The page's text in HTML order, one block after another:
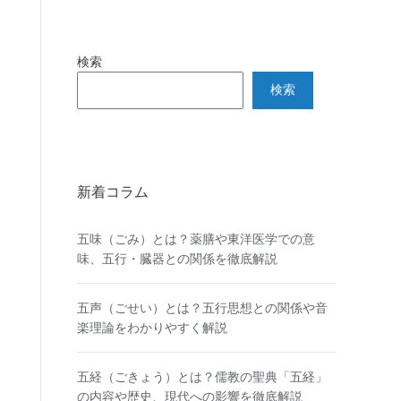
検索
検索
新着コラム
五味（ごみ）とは？薬膳や東洋医学での意
味、五行・臓器との関係を徹底解説
五声（ごせい）とは？五行思想との関係や音
楽理論をわかりやすく解説
五経（ごきょう）とは？儒教の聖典「五経」
の内容や歴史、現代への影響を徹底解説